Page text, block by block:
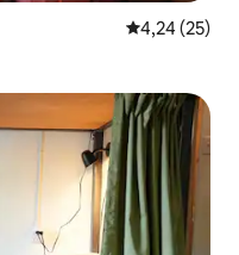
Note
4,24 (25)